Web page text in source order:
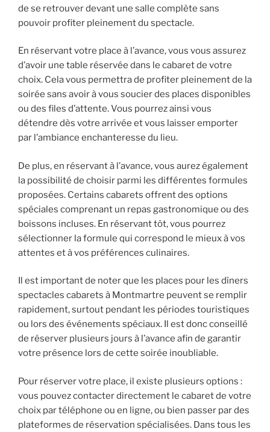
de se retrouver devant une salle complète sans
pouvoir profiter pleinement du spectacle.
En réservant votre place à l’avance, vous vous assurez
d’avoir une table réservée dans le cabaret de votre
choix. Cela vous permettra de profiter pleinement de la
soirée sans avoir à vous soucier des places disponibles
ou des files d’attente. Vous pourrez ainsi vous
détendre dès votre arrivée et vous laisser emporter
par l’ambiance enchanteresse du lieu.
De plus, en réservant à l’avance, vous aurez également
la possibilité de choisir parmi les différentes formules
proposées. Certains cabarets offrent des options
spéciales comprenant un repas gastronomique ou des
boissons incluses. En réservant tôt, vous pourrez
sélectionner la formule qui correspond le mieux à vos
attentes et à vos préférences culinaires.
Il est important de noter que les places pour les dîners
spectacles cabarets à Montmartre peuvent se remplir
rapidement, surtout pendant les périodes touristiques
ou lors des événements spéciaux. Il est donc conseillé
de réserver plusieurs jours à l’avance afin de garantir
votre présence lors de cette soirée inoubliable.
Pour réserver votre place, il existe plusieurs options :
vous pouvez contacter directement le cabaret de votre
choix par téléphone ou en ligne, ou bien passer par des
plateformes de réservation spécialisées. Dans tous les